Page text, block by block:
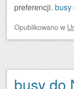
preferencji. busy
Opublikowanow
busy do